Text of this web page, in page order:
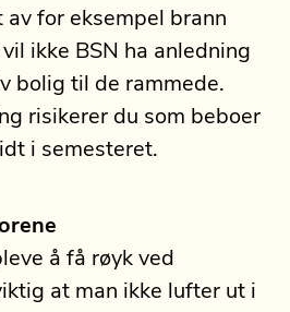
for eksempel brann
ikke BSN ha anledning
bolig til de rammede.
risikerer du som beboer
i semesteret.
å få røyk ved
at man ikke lufter ut i